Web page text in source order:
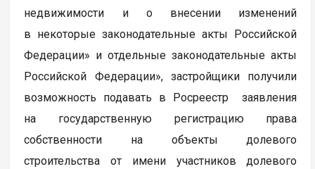
недвижимости и о внесении изменений
в некоторые законодательные акты Российской
Федерации» и отдельные законодательные акты
Российской Федерации», застройщики получили
возможность подавать в Росреестр заявления
на государственную регистрацию права
собственности на объекты долевого
строительства от имени участников долевого